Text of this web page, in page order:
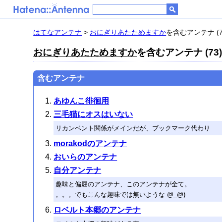
はてなアンテナ > おにぎりあたためますかを含むアンテナ
おにぎりあたためますかを含むアンテナ
含むアンテナ
あゆんこ徘徊用
三毛猫にオスはいない
リカンベント関係がメインだが、ブックマーク代わり
morakodのアンテナ
おいらのアンテナ
自分アンテナ
趣味と偏屈のアンテナ、このアンテナが全て。
。。。でもこんな趣味では無いような @_@)
ロベルト本郷のアンテナ